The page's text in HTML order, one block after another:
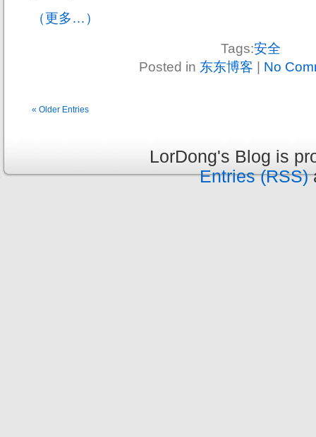
（更多…）
Tags:安全
Posted in 东东博客 No
« Older Entries
LorDong's Blog is
Entries (RSS)